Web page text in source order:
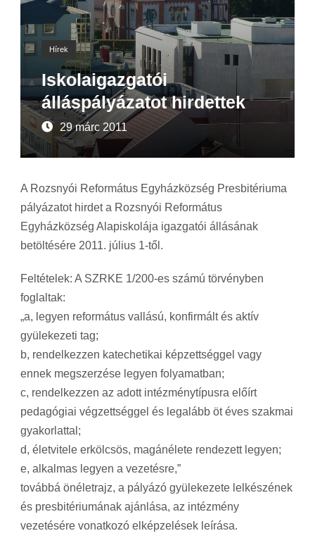
Hírek
Iskolaigazgatói
álláspályázatot hirdettek
29 márc 2011
A Rozsnyói Református Egyházközség Presbitériuma
pályázatot hirdet a Rozsnyói Református
Egyházközség Alapiskolája igazgatói állásának
betöltésére 2011. július 1-től.
Feltételek: A SZRKE 1/200-es számú törvényben
foglaltak:
„a, legyen református vallású, konfirmált és aktív
gyülekezeti tag;
b, rendelkezzen katechetikai képzettséggel vagy
ennek megszerzése legyen folyamatban;
c, rendelkezzen az adott intézménytípusra előírt
pedagógiai végzettséggel és legalább öt éves szakmai
gyakorlattal;
d, életvitele erkölcsös, magánélete rendezett legyen;
e, alkalmas legyen a vezetésre,”
továbbá önéletrajz, a pályázó gyülekezete lelkészének
és presbitériumának ajánlása, az intézmény
vezetésére vonatkozó elképzelések leírása.